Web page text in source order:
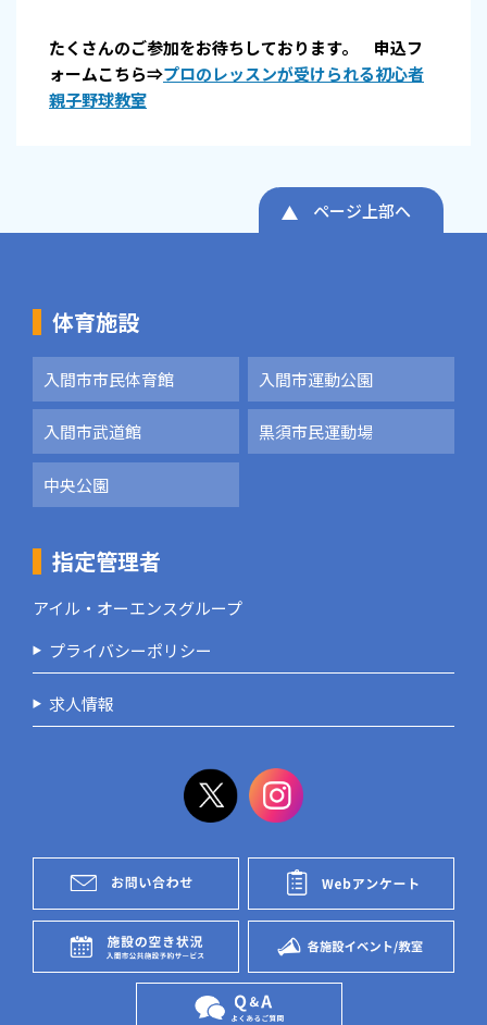
たくさんのご参加をお待ちしております。 申込フ
ォームこちら⇒プロのレッスンが受けられる初心者
親子野球教室
ページ上部へ
体育施設
入間市市民体育館 入間市運動公園
入間市武道館 黒須市民運動場
中央公園
指定管理者
アイル・オーエンスグループ
プライバシーポリシー
求人情報